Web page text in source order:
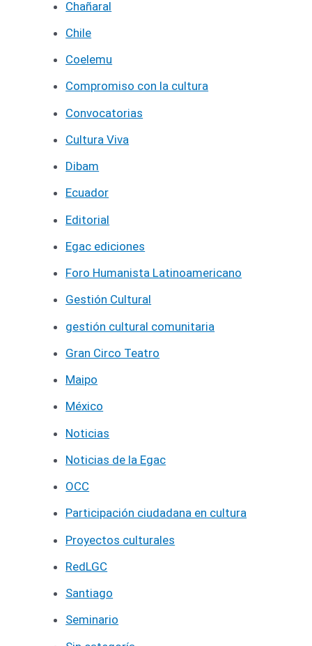
Chañaral
Chile
Coelemu
Compromiso con la cultura
Convocatorias
Cultura Viva
Dibam
Ecuador
Editorial
Egac ediciones
Foro Humanista Latinoamericano
Gestión Cultural
gestión cultural comunitaria
Gran Circo Teatro
Maipo
México
Noticias
Noticias de la Egac
OCC
Participación ciudadana en cultura
Proyectos culturales
RedLGC
Santiago
Seminario